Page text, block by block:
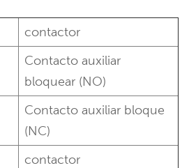
contactor
Contacto auxiliar
bloquear (NO)
Contacto auxiliar bloque
(NC)
contactor